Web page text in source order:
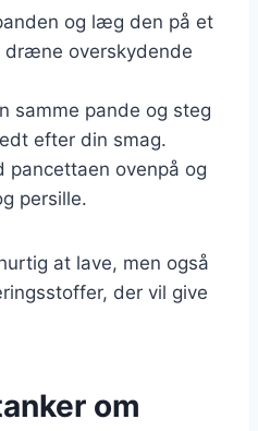
og læg den på et
overskydende
samme pande og steg
efter din smag.
pancettaen ovenpå og
persille.
at lave, men også
der vil give
om